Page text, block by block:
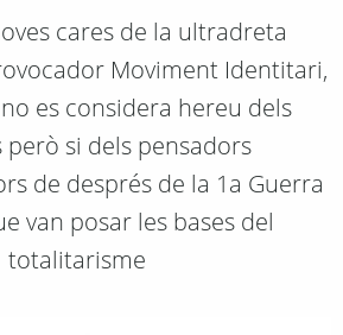
cares de la ultradreta
Moviment Identitari,
es considera hereu dels
però si dels pensadors
de després de la 1a Guerra
van posar les bases del
totalitarisme